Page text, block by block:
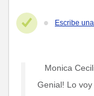
Escribe
Monica
Genial! Lo